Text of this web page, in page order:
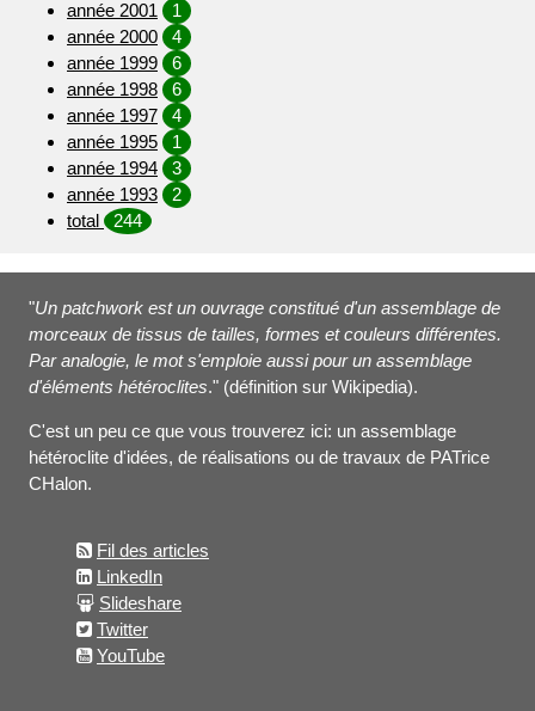
année 2001
1
année 2000
4
année 1999
6
année 1998
6
année 1997
4
année 1995
1
année 1994
3
année 1993
2
total
244
"Un patchwork est un ouvrage constitué d'un assemblage de
morceaux de tissus de tailles, formes et couleurs différentes.
Par analogie, le mot s'emploie aussi pour un assemblage
d'éléments hétéroclites." (définition sur Wikipedia).
C'est un peu ce que vous trouverez ici: un assemblage
hétéroclite d'idées, de réalisations ou de travaux de PATrice
CHalon.
Fil des articles
LinkedIn
Slideshare
Twitter
YouTube